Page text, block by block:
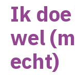
Ik
wel
echt)